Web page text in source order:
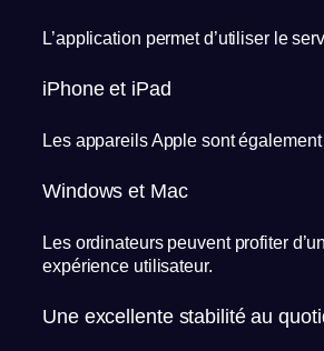
L’application permet d’utiliser le
iPhone et iPad
Les appareils Apple sont
Windows et Mac
Les ordinateurs peuvent profiter
expérience utilisateur.
Une excellente stabilité au